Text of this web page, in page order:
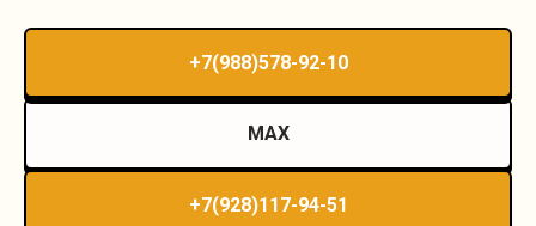
+7(988)578-92-10
MAX
+7(928)117-94-51